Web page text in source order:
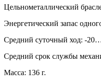
Цельнометаллический
Энергетический запас
Средний суточный ход: -
Средний срок службы
Масса: 136 г.